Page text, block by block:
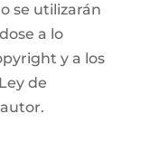
se utilizarán
a lo
y a los
de